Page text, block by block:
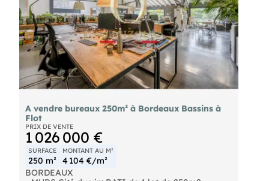
A vendre bureaux 250m² à Bordeaux Bassins à
Flot
PRIX DE VENTE
1 026 000 €
SURFACE
250 m²
MONTANT AU M²
4 104 €/m²
BORDEAUX